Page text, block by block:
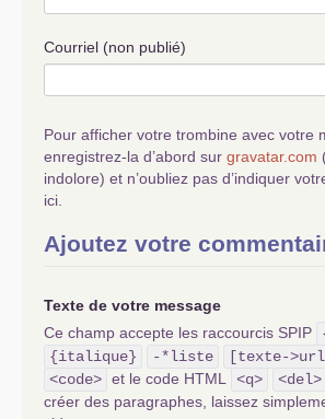
Courriel (non publié)
Pour afficher votre trombine avec votre
enregistrez-la d’abord sur gravatar.com
indolore) et n’oubliez pas d’indiquer
ici.
Ajoutez votre
Texte de votre message
Ce champ accepte les raccourcis SPIP
{italique}
-*liste [texte-
<code> et le code HTML <q> <del>
créer des paragraphes, laissez